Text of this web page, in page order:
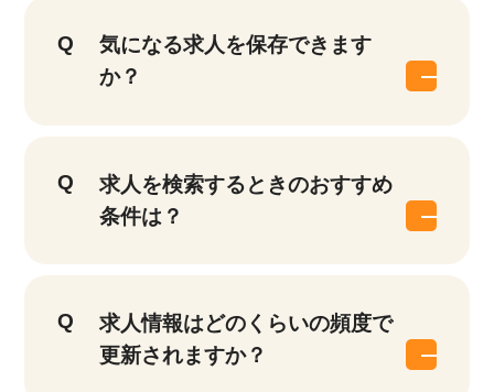
気になる求人を保存できます
か？
求人を検索するときのおすすめ
条件は？
求人情報はどのくらいの頻度で
更新されますか？